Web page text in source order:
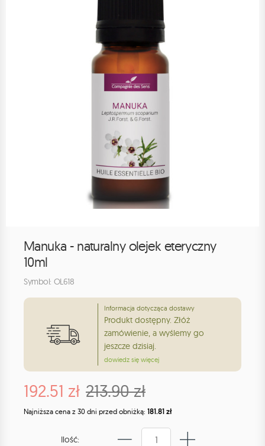
Manuka - naturalny olejek eteryczny
10ml
Symbol: OL618
Informacja dotycząca dostawy
Produkt dostępny. Złóż
zamówienie, a wyślemy go
jeszcze dzisiaj.
dowiedz się więcej
192.51 zł 213.90 zł
Najniższa cena z 30 dni przed obniżką: 181.81 zł
Ilość: